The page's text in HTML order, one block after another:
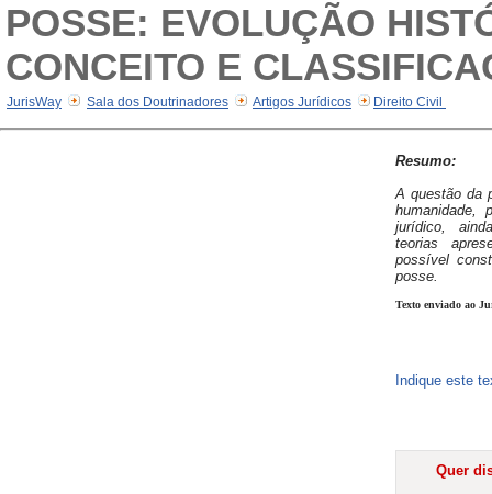
POSSE: EVOLUÇÃO
CONCEITO E
JurisWay Sala dos Doutrinadores Artigos Jurídicos Direito Civil
Resumo:
A questão da
humanidade,
jurídico,
teorias
possível
posse.
Texto enviado ao
Indique este
Quer